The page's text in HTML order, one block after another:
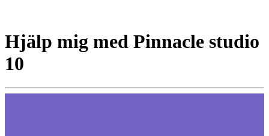
Hjälp mig med Pinnacle studio
10